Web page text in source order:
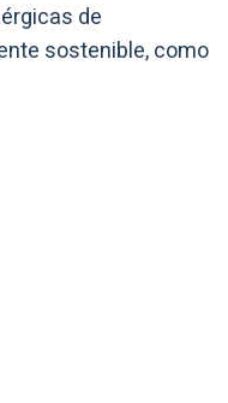
de
sostenible, como